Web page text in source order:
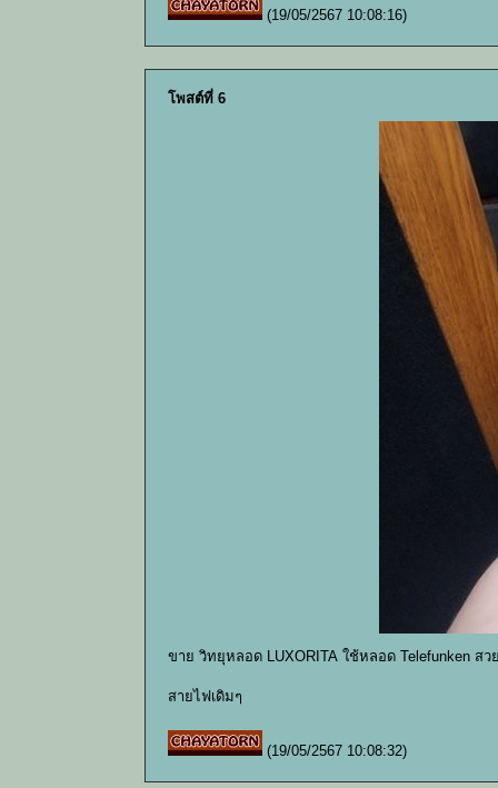
(19/05/2567 10:08:16)
โพสต์ที่ 6
ขาย วิทยุหลอด LUXORITA ใช้หลอด Telefunken ส
สายไฟเดิมๆ
(19/05/2567 10:08:32)